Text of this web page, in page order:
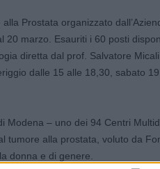
Prostata organizzato
20 marzo. Esauriti i 60 posti
diretta dal prof. Salvatore
dalle 15 alle 18,30, sabato
Modena – uno dei 94 Centri
tumore alla prostata, voluto da
donna e di genere.